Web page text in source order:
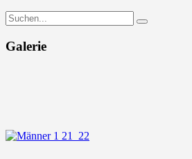
Galerie